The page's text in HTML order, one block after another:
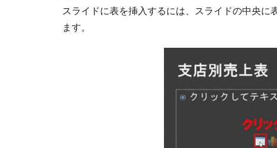
スライドに表を挿入するには、スライドの中央
ます。